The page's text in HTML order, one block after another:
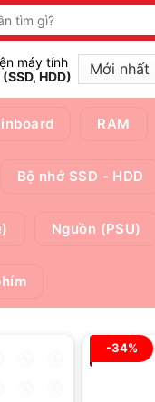
máy tính
HDD)
RAM
Bộ nhớ SSD - HDD
Nguồn (PSU)
-34%